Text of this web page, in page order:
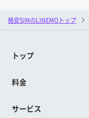
格安SIMのLINEMOトップ
トップ
料金
サービス